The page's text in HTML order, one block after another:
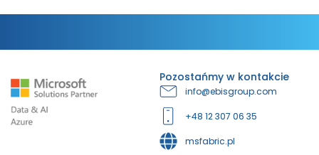
Pozostańmy w kontakcie
info@ebisgroup.com
+48 12 307 06 35
msfabric.pl